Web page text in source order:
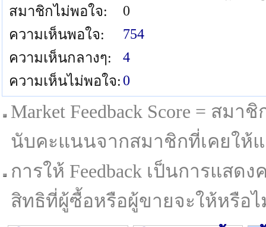
สมาชิกไม่พอใจ:
0
ความเห็นพอใจ:
754
ความเห็นกลางๆ:
4
ความเห็นไม่พอใจ: 0
Market Feedback Score = สม
นับคะแนนจากสมาชิกที่เคยให้
การให้ Feedback เป็นการแส
สิทธิที่ผู้ซื้อหรือผู้ขายจะให้หรือไ